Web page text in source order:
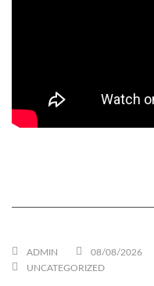
ADMIN 08/08/2026
UNCATEGORIZED